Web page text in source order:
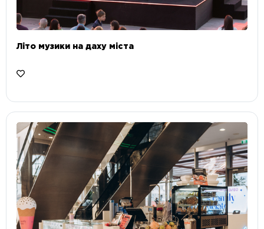
Літо музики на даху міста